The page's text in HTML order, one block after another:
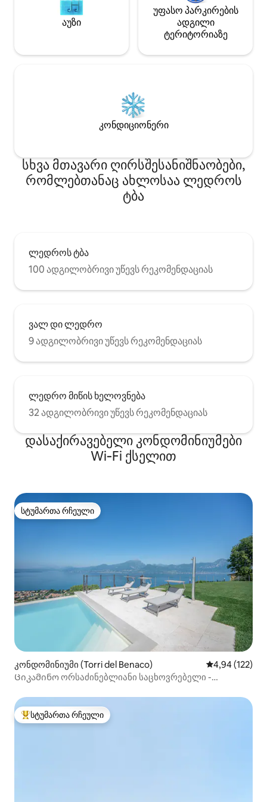
აუზი
უფასო პარკირების
ადგილი
ტერიტორიაზე
კონდიციონერი
სხვა მთავარი ღირსშესანიშნაობები,
რომლებთანაც ახლოსაა ლედროს
ტბა
ლედროს ტბა
100 ადგილობრივი უწევს რეკომენდაციას
ვალ დი ლედრო
9 ადგილობრივი უწევს რეკომენდაციას
ლედრო მიწის ხელოვნება
32 ადგილობრივი უწევს რეკომენდაციას
დასაქირავებელი კონდომინიუმები
Wi‑Fi ქსელით
სტუმართა რჩეული
სტუმართა რჩეული
კონდომინიუმი (Torri del Benaco) საშუალო
4,94 (122)
Ციკამინო ორსაძინებლიანი საცხოვრებელი -
სტუმართა რჩეული მოწინავე ვარიანტი
სტუმართა რჩეული